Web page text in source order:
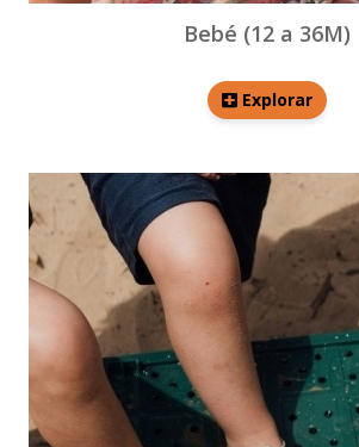
Bebé (12 a 36M)
Explorar